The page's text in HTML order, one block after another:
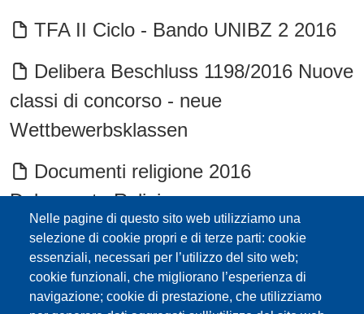
Nelle pagine di questo sito web utilizziamo una
selezione di cookie propri e di terze parti: cookie
essenziali, necessari per l’utilizzo del sito web;
cookie funzionali, che migliorano l’esperienza di
navigazione; cookie di prestazione, che utilizziamo
TFA II Ciclo - Bando UNIBZ 2 2016
Delibera Beschluss 1198/2016 Nuove
classi di concorso - neue
Wettbewerbsklassen
Documenti religione 2016
Dokumente Religion
Ausschreibung
Spezialisierungslehrgang Integration-
Band corsi specializzazione sostegno